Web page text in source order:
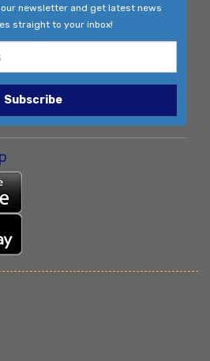
newsletter and get latest news
straight to your inbox!
Subscribe